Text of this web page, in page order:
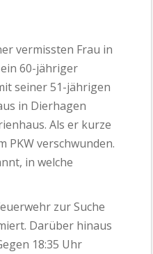
vermissten Frau in
60-jähriger
seiner 51-jährigen
in Dierhagen
Als er kurze
PKW verschwunden.
in welche
zur Suche
Darüber hinaus
18:35 Uhr